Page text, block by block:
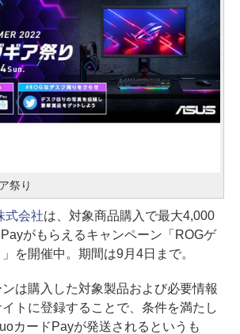
祭り
式会社は、対象商品購入で最大4,000
がもらえるキャンペーン「ROGゲ
を開催中。期間は9月4日まで。
は購入した対象製品および必要情報
トに登録することで、条件を満たし
カードPayが発送されるというも